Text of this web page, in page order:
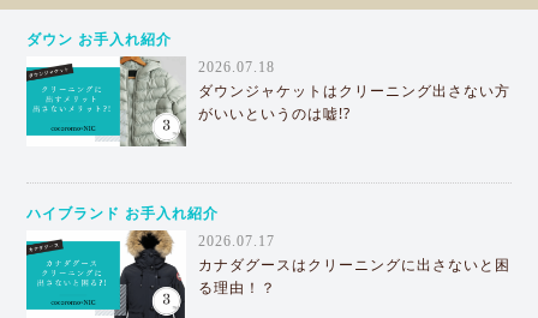
ダウン お手入れ紹介
2026.07.18
ダウンジャケットはクリーニング出さない方
がいいというのは嘘!?
ハイブランド お手入れ紹介
2026.07.17
カナダグースはクリーニングに出さないと困
る理由！？